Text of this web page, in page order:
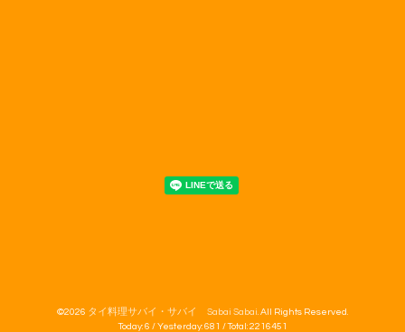
©2026 タイ料理サバイ・サバイ Sabai Sabai . All Rights Reserved.
Today:6 / Yesterday:681 / Total:2216451